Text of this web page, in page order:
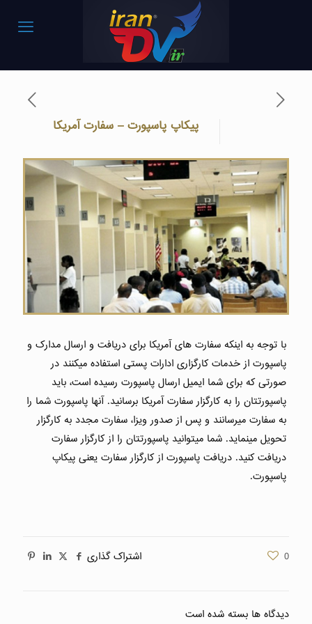
پیکاپ پاسپورت – سفارت آمریکا
با توجه به اینکه سفارت های آمریکا برای دریافت و ارسال مدارک و
پاسپورت از خدمات کارگزاری ادارات پستی استفاده میکنند در
صورتی که برای شما ایمیل ارسال پاسپورت رسیده است، باید
پاسپورتتان را به کارگزار سفارت آمریکا برسانید. آنها پاسپورت شما را
به سفارت میرسانند و پس از صدور ویزا، سفارت مجدد به کارگزار
تحویل مینماید. شما میتوانید پاسپورتتان را از کارگزار سفارت
دریافت کنید. دریافت پاسپورت از کارگزار سفارت یعنی پیکاپ
پاسپورت.
اشتراک گذاری 0
دیدگاه ها بسته شده است